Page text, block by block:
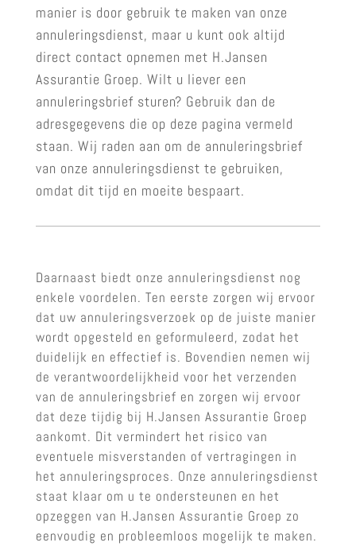
manier is door gebruik te maken van onze
annuleringsdienst, maar u kunt ook altijd
direct contact opnemen met H.Jansen
Assurantie Groep. Wilt u liever een
annuleringsbrief sturen? Gebruik dan de
adresgegevens die op deze pagina vermeld
staan. Wij raden aan om de annuleringsbrief
van onze annuleringsdienst te gebruiken,
omdat dit tijd en moeite bespaart.
Daarnaast biedt onze annuleringsdienst nog
enkele voordelen. Ten eerste zorgen wij ervoor
dat uw annuleringsverzoek op de juiste manier
wordt opgesteld en geformuleerd, zodat het
duidelijk en effectief is. Bovendien nemen wij
de verantwoordelijkheid voor het verzenden
van de annuleringsbrief en zorgen wij ervoor
dat deze tijdig bij H.Jansen Assurantie Groep
aankomt. Dit vermindert het risico van
eventuele misverstanden of vertragingen in
het annuleringsproces. Onze annuleringsdienst
staat klaar om u te ondersteunen en het
opzeggen van H.Jansen Assurantie Groep zo
eenvoudig en probleemloos mogelijk te maken.